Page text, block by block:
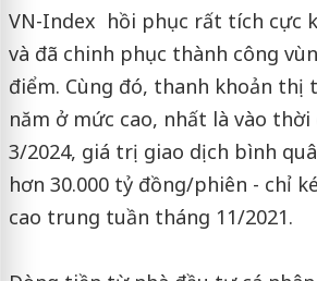
VN-Index hồi phục rất tích cực
và đã chinh phục thành công
điểm. Cùng đó, thanh khoản thị
năm ở mức cao, nhất là vào
3/2024, giá trị giao dịch bình
hơn 30.000 tỷ đồng/phiên - chỉ
cao trung tuần tháng 11/2021.